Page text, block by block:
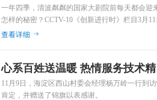
一年四季，清波粼粼的国家大剧院前每天都会
怎样的秘密？CCTV-10《创新进行时》栏目3月
查看详细
心系百姓送温暖 热情服务技术精
11月9日，海淀区西山村委会经理杨万岭一行到
肯定，并赠送了锦旗以表感谢。